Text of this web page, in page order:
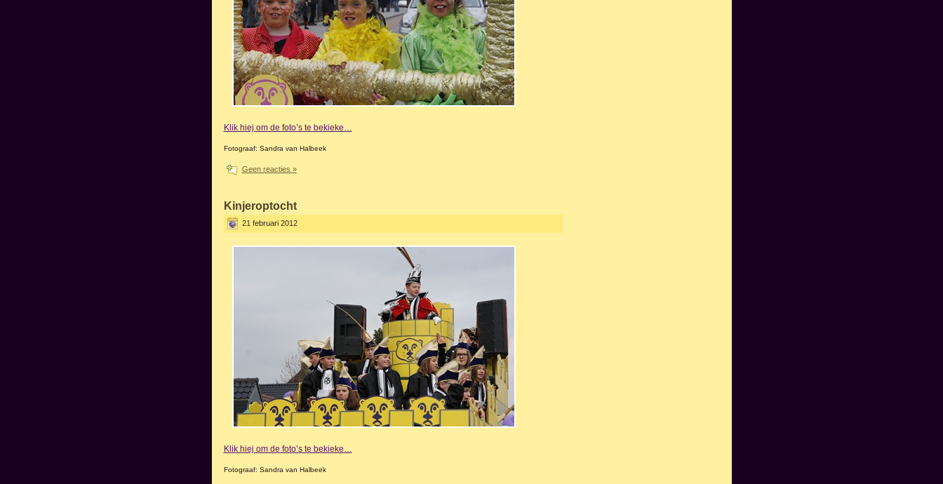
Klik hiej om de foto’s te bekieke…
Fotograaf: Sandra van Halbeek
Geen reacties »
Kinjeroptocht
21 februari 2012
Klik hiej om de foto’s te bekieke…
Fotograaf: Sandra van Halbeek